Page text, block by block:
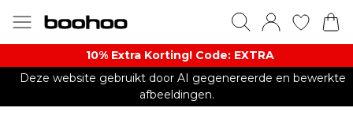
10% Extra Korting! Code: EXTRA​
Deze website gebruikt door AI gegenereerde en bewerkte
afbeeldingen.